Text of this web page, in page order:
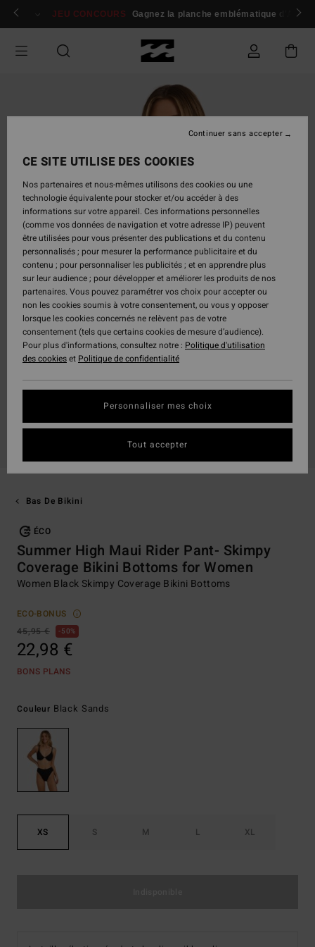
Passer
Se connecter / s'inscrire
JEU CONCOURS Gagnez la planche emblématique d'Andy
Bas De Bikini
ÉCO
Summer High Maui Rider Pant- Skimpy
Coverage Bikini Bottoms for Women
Women Black Skimpy Coverage Bikini Bottoms
ECO-BONUS
45,95 €
50%
22,98 €
BONS PLANS
Couleur Black Sands
XS S M L XL
CE SITE UTILISE DES COOKIES
Nos partenaires et nous-mêmes utilisons des cookies ou une
technologie équivalente pour stocker et/ou accéder à des
informations sur votre appareil. Ces informations personnelles
(comme vos données de navigation et votre adresse IP) peuvent
être utilisées pour vous présenter des publications et du contenu
personnalisés ; pour mesurer la performance publicitaire et du
contenu ; pour personnaliser les publicités ; et en apprendre plus
sur leur audience ; pour développer et améliorer les produits de nos
partenaires. Vous pouvez paramétrer vos choix pour accepter ou
non les cookies soumis à votre consentement, ou vous y opposer
lorsque les cookies concernés ne relèvent pas de votre
consentement (tels que certains cookies de mesure d’audience).
Pour plus d'informations, consultez notre : Politique d'utilisation
des cookieset Politique de confidentialité
Personnaliser mes choix
Continuer sans accepter
Tout accepter